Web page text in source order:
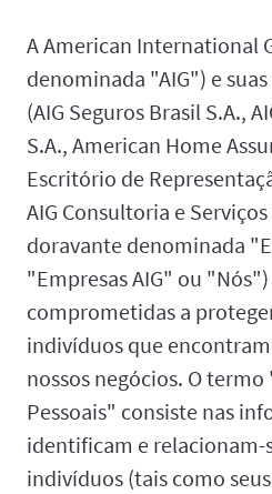
A American International
denominada "AIG") e
(AIG Seguros Brasil S.A.,
S.A., American Home
Escritório de
AIG Consultoria e
doravante denominada
"Empresas AIG" ou
comprometidas a
indivíduos que
nossos negócios. O
Pessoais" consiste nas
identificam e relacionam-
indivíduos (tais como